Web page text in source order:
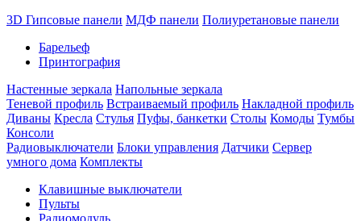
3D Гипсовые панели МДФ панели Полиуретановые панели
Барельеф
Принтография
Настенные зеркала Напольные зеркала
Теневой профиль Встраиваемый профиль Накладной профиль
Диваны Кресла Стулья Пуфы, банкетки Столы Комоды Тумбы
Консоли
Радиовыключатели Блоки управления Датчики Сервер
умного дома Комплекты
Клавишные выключатели
Пульты
Радиомодуль